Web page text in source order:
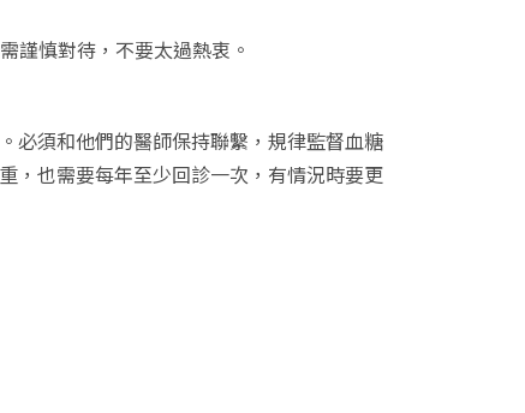
謹慎對待，不要太過熱衷。
必須和他們的醫師保持聯繫，規律監督血糖
，也需要每年至少回診一次，有情況時要更